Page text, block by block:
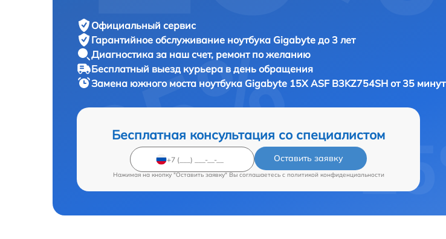
Официальный сервис
Гарантийное обслуживание ноутбука Gigabyte до 3 лет
Диагностика за наш счет, ремонт по желанию
Бесплатный выезд курьера в день обращения
Замена южного моста ноутбука Gigabyte 15X ASF B3KZ754SH от 35 минут
Бесплатная консультация со специалистом
Оставить заявку
Нажимая на кнопку "Оставить заявку" Вы соглашаетесь c политикой конфиденциальности